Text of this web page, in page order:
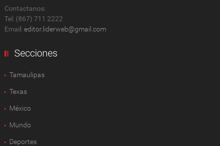
Contactanos:
Tel: (867) 711 2222
Email: editor.liderweb@gmail.com
Secciones
Tamaulipas
Texas
México
Mundo
Deportes